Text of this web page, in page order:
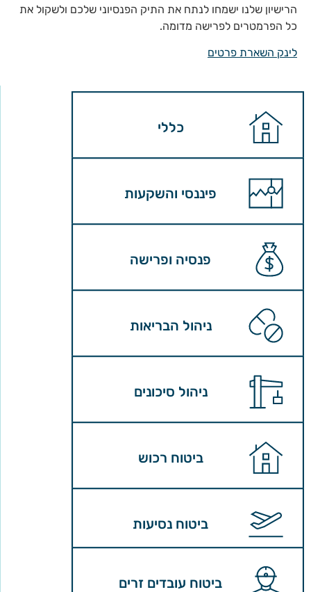
כללי
פיננסי והשקעות
פנסיה ופרישה
ניהול הבריאות
ניהול סיכונים
ביטוח רכוש
ביטוח נסיעות
ביטוח עובדים זרים
הרישיון שלנו ישמחו לנתח את התיק הפנסיוני שלכם ולשקול את
כל הפרמטרים לפרישה מדומה.
לינק השארת פרטים